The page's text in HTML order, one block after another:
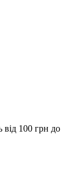
від 100 грн до